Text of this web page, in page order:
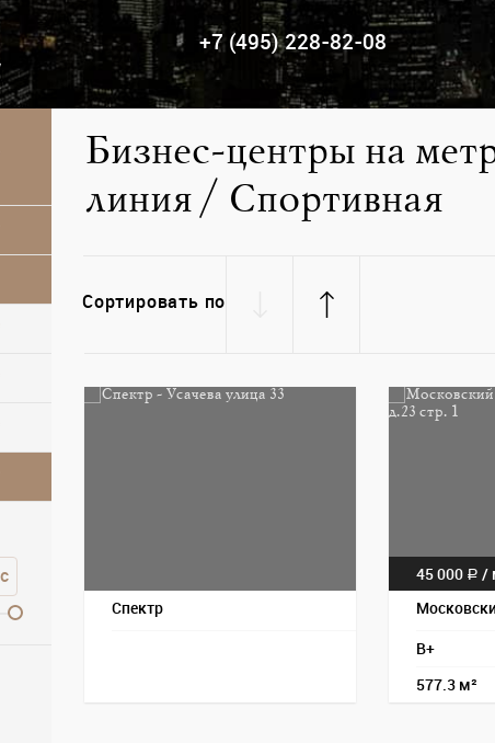
+7 (495) 228-82-08
Бизнес-центры на
линия / Спортивная
Сортировать по
Спектр
45 000 a /
B+
577.3 м²